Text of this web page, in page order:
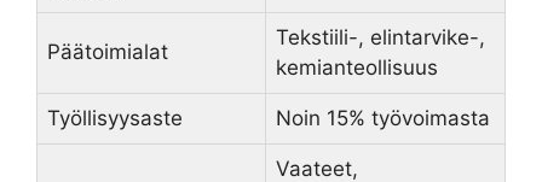
Päätoimialat
Tekstiili-, elintarvike-,
kemianteollisuus
Työllisyysaste Noin 15% työvoimasta
Vaateet,